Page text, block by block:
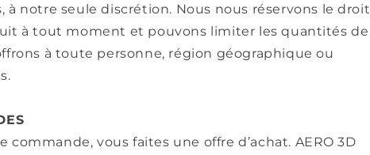
à notre seule discrétion. Nous nous réservons le droit
à tout moment et pouvons limiter les quantités de
à toute personne, région géographique ou
commande, vous faites une offre d’achat. AERO 3D